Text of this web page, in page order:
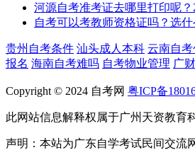
河源自考准考证去哪里打印呢？
自考可以考教师资格证吗？选
贵州自考条件 汕头成人本科 云南自考
报名 海南自考难吗 自考物业管理 广
Copyright © 2024 自考网 粤ICP备
此网站信息解释权属于广州天资教育
声明：本站为广东自学考试民间交流